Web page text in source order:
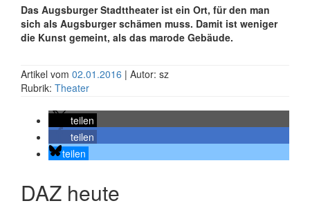
Das Augsburger Stadttheater ist ein Ort, für den man
sich als Augsburger schämen muss. Damit ist weniger
die Kunst gemeint, als das marode Gebäude.
Artikel vom 02.01.2016 | Autor: sz
Rubrik: Theater
teilen
teilen
teilen
DAZ heute